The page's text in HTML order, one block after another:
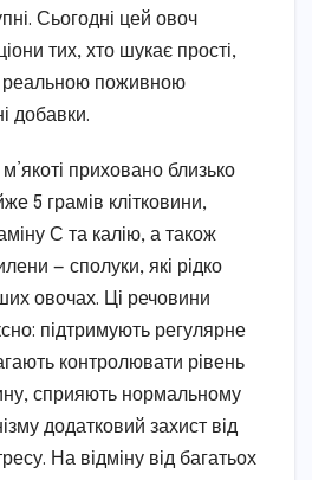
Сьогодні цей овоч
тих, хто шукає прості,
реальною поживною
добавки.
приховано близько
5 грамів клітковини,
С та калію, а також
— сполуки, які рідко
овочах. Ці речовини
підтримують регулярне
контролювати рівень
сприяють нормальному
додатковий захист від
На відміну від багатьох